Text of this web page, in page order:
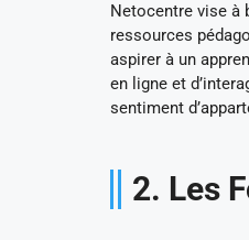
Netocentre vise à
ressources
aspirer à un
en ligne et
sentiment
2. Les